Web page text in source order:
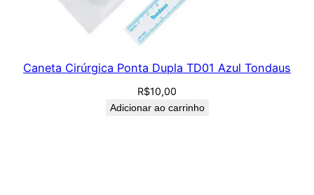
Caneta Cirúrgica Ponta Dupla TD01 Azul Tondaus
R$10,00
Adicionar ao carrinho